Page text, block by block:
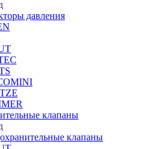
давления
клапаны
клапаны